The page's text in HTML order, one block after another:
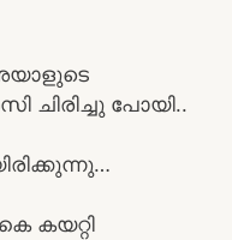
ചിരിച്ചു പോയി..
കയറ്റി